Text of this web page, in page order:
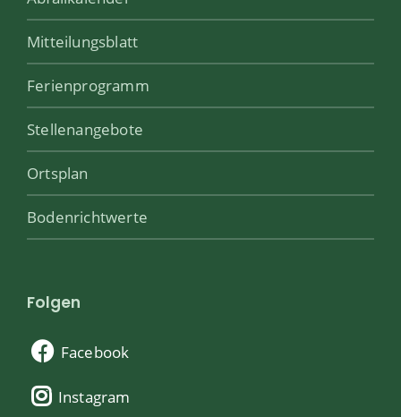
Mitteilungsblatt
Ferienprogramm
Stellenangebote
Ortsplan
Bodenrichtwerte
Folgen
Facebook
Instagram